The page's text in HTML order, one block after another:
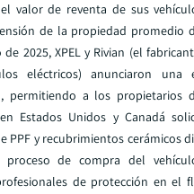
valor de reventa de sus
de la propiedad promedio
de 2025, XPEL y Rivian (el
eléctricos) anunciaron una
permitiendo a los propietarios
Estados Unidos y Canadá
PPF y recubrimientos cerámicos
de compra del
de protección en el